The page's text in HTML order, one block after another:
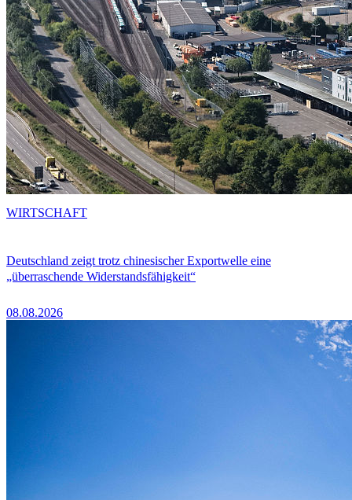
Deutschland zeigt trotz chinesischer Exportwelle eine
„überraschende Widerstandsfähigkeit“
08.08.2026
WIRTSCHAFT